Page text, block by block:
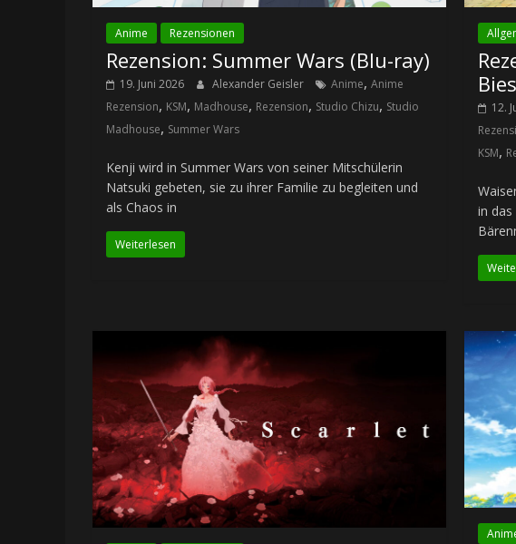
Anime Rezensionen
Rezension: Summer Wars (Blu-ray)
19. Juni 2026 Alexander Geisler Anime, Anime
Rezension, KSM, Madhouse, Rezension, Studio Chizu, Studio
Madhouse, Summer Wars
Kenji wird in Summer Wars von seiner Mitschülerin
Natsuki gebeten, sie zu ihrer Familie zu begleiten und
als Chaos in
Weiterlesen
12.
KSM,
in